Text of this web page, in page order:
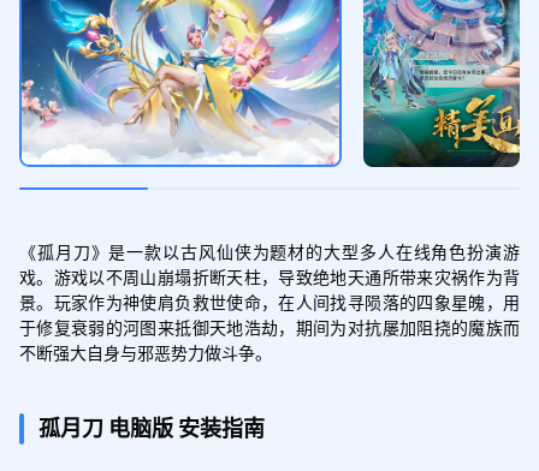
《孤月刀》是一款以古风仙侠为题材的大型多人在线角色扮演游
戏。游戏以不周山崩塌折断天柱，导致绝地天通所带来灾祸作为背
景。玩家作为神使肩负救世使命，在人间找寻陨落的四象星魄，用
于修复衰弱的河图来抵御天地浩劫，期间为对抗屡加阻挠的魔族而
不断强大自身与邪恶势力做斗争。
孤月刀 电脑版 安装指南